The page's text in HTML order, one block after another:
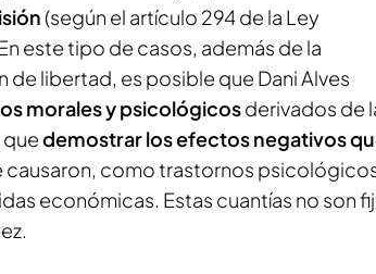
(según el artículo 294 de la Ley
este tipo de casos, además de la
de libertad, es posible que Dani Alves
morales y psicológicosderivados de
demostrar los efectos negativos
causaron, como trastornos
económicas. Estas cuantías no son